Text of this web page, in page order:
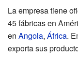
La empresa tiene
45 fábricas en
en Angola, África.
exporta sus